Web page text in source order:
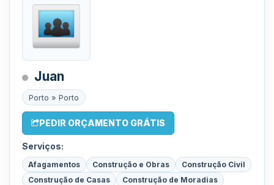
Juan
Porto » Porto
PEDIR ORÇAMENTO GRÁTIS
Serviços:
Afagamentos Construção e Obras
Construção Civil
Construção de Casas
Construção de Moradias